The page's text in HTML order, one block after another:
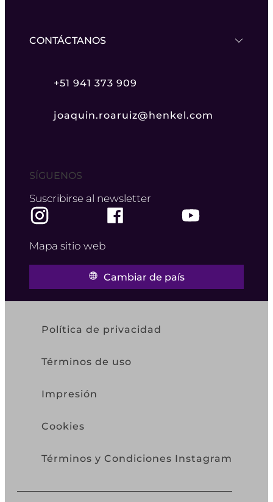
CONTÁCTANOS
+51 941 373 909
joaquin.roaruiz@henkel.com
SÍGUENOS
Suscribirse al newsletter
Mapa sitio web
Cambiar de país
Política de privacidad
Términos de uso
Impresión
Cookies
Términos y Condiciones Instagram